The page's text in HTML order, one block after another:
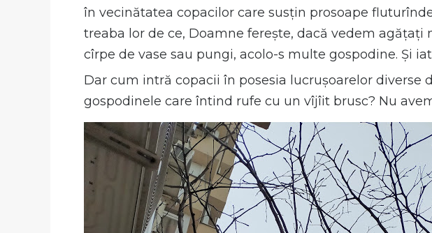
în vecinătatea copacilor care susțin prosoape
treaba lor de ce, Doamne ferește, dacă vedem
cîrpe de vase sau pungi, acolo-s multe gospodine. Și
Dar cum intră copacii în posesia lucrușoarelor diverse
gospodinele care întind rufe cu un vîjîit brusc? Nu